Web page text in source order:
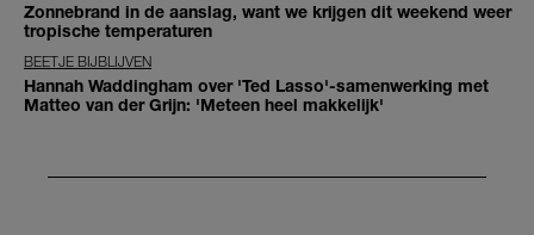
Zonnebrand in de aanslag, want we krijgen dit weekend weer
tropische temperaturen
BEETJE BIJBLIJVEN
Hannah Waddingham over 'Ted Lasso'-samenwerking met
Matteo van der Grijn: 'Meteen heel makkelijk'